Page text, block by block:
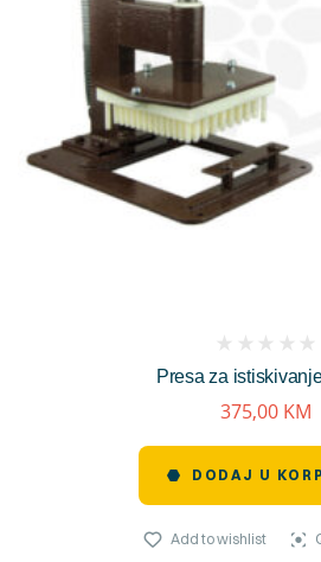
Presa zareviews)
375,00 KM
DODAJ U
Add to wishlist